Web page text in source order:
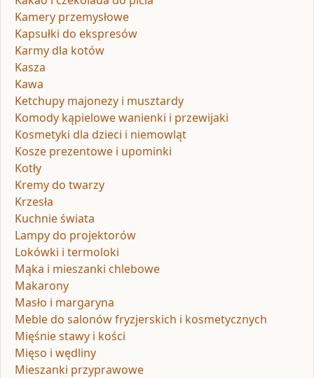
Kamery przemysłowe
Kapsułki do ekspresów
Karmy dla kotów
Kasza
Kawa
Ketchupy majonezy i musztardy
Komody kąpielowe wanienki i przewijaki
Kosmetyki dla dzieci i niemowląt
Kosze prezentowe i upominki
Kotły
Kremy do twarzy
Krzesła
Kuchnie świata
Lampy do projektorów
Lokówki i termoloki
Mąka i mieszanki chlebowe
Makarony
Masło i margaryna
Meble do salonów fryzjerskich i kosmetycznych
Mięśnie stawy i kości
Mięso i wędliny
Mieszanki przyprawowe